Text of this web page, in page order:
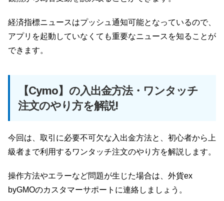
経済指標ニュースはプッシュ通知可能となっているので、
アプリを起動していなくても重要なニュースを知ることが
できます。
【Cymo】の入出金方法・ワンタッチ
注文のやり方を解説!
今回は、取引に必要不可欠な入出金方法と、初心者から上
級者まで利用するワンタッチ注文のやり方を解説します。
操作方法やエラーなど問題が生じた場合は、外貨ex
byGMOのカスタマーサポートに連絡しましょう。